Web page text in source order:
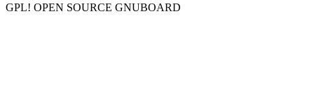
GPL! OPEN SOURCE GNUBOARD